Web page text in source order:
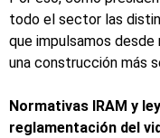
todo el sector las
que impulsamos
una construcción más
Normativas IRAM y
reglamentación del